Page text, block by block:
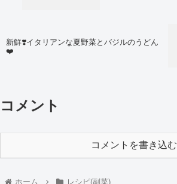
新鮮❣️イタリアンな夏野菜とバジルのうどん
❤️
コメント
コメントを書き込む
ホーム レシピ(副菜)